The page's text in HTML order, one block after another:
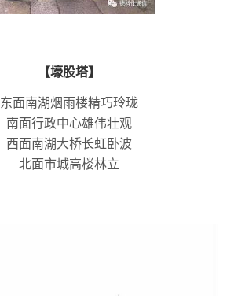
【壕股塔】
东面南湖烟雨楼精巧玲珑
南面行政中心雄伟壮观
西面南湖大桥长虹卧波
北面市城高楼林立